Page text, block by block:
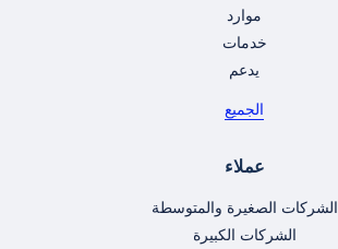
موارد
خدمات
يدعم
الجميع
عملاء
الشركات الصغيرة والمتوسطة
الشركات الكبيرة